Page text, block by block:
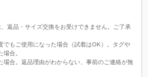
返品・サイズ交換をお受けできません。ご了承
でもご使用になった場合（試着はOK）。タグや
合。
場合。返品理由がわからない、事前のご連絡が無